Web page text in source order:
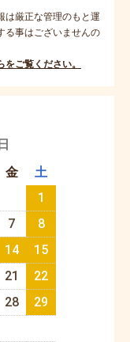
は厳正な管理のもと運
る事はございませんの
ご覧ください。
金
土
1
7
8
14
15
21
22
28
29